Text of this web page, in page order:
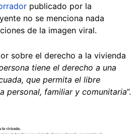
publicado por la
no se menciona nada
de la imagen viral.
sobre el derecho a la vivienda
tiene el derecho a una
que permita el libre
personal, familiar y comunitaria”.